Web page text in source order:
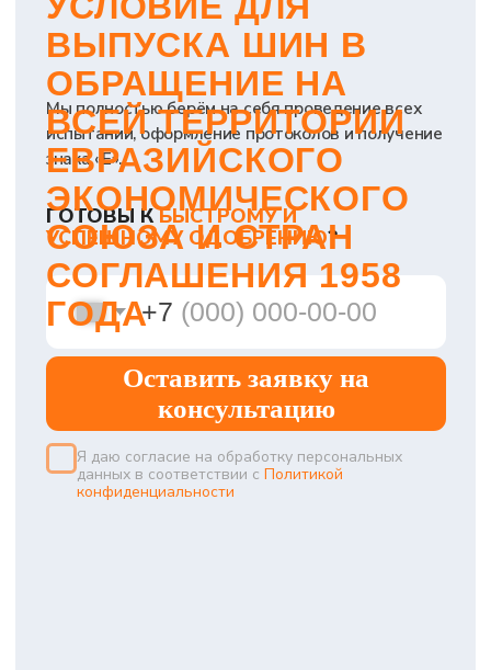
ведущий технический
АНТОН
1
КОРРЕКТНОЕ
ОФОРМЛЕНИЕ
ЗАЯВОЧНЫХ
МАТЕРИАЛОВ
2
ПРОВЕДЕНИЕ
ИСПЫТАНИЙВ
АККРЕДИТОВАННЫХ
ЛАБОРАТОРИЯХ
3
ПОЛУЧЕНИЕ
СЕРТИФИКАТА
УТВЕРЖДЕНИЯ
ТИПА